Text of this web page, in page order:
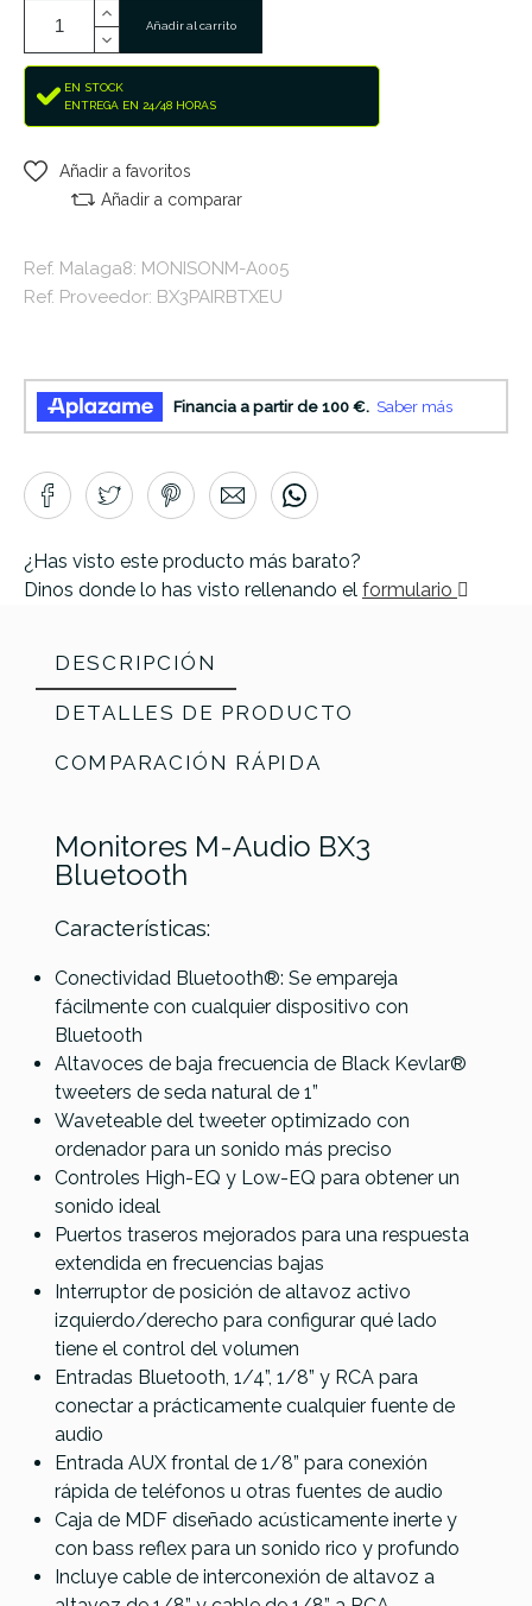
Añadir al carrito
EN STOCK
ENTREGA EN 24/48 HORAS
Añadir a favoritos
Añadir a comparar
Ref. Malaga8: MONISONM-A005
Ref. Proveedor: BX3PAIRBTXEU
¿Has visto este producto más barato?
Dinos donde lo has visto rellenando el formulario
DESCRIPCIÓN
DETALLES DE PRODUCTO
COMPARACIÓN RÁPIDA
Monitores M-Audio BX3
Bluetooth
Características:
Conectividad Bluetooth®: Se empareja
fácilmente con cualquier dispositivo con
Bluetooth
Altavoces de baja frecuencia de Black Kevlar®
tweeters de seda natural de 1”
Waveteable del tweeter optimizado con
ordenador para un sonido más preciso
Controles High-EQ y Low-EQ para obtener un
sonido ideal
Puertos traseros mejorados para una respuesta
extendida en frecuencias bajas
Interruptor de posición de altavoz activo
izquierdo/derecho para configurar qué lado
tiene el control del volumen
Entradas Bluetooth, 1/4”, 1/8” y RCA para
conectar a prácticamente cualquier fuente de
audio
Entrada AUX frontal de 1/8” para conexión
rápida de teléfonos u otras fuentes de audio
Caja de MDF diseñado acústicamente inerte y
con bass reflex para un sonido rico y profundo
Incluye cable de interconexión de altavoz a
ReferenciaMONISONM-A005
Monitores M-
Audio BX4
(Pareja)
M-Audio BX5
D3
Audio BX3
(Pareja)
111,00 €
No hay características para comparar